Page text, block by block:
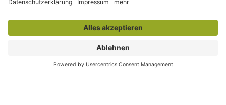
FOLGEN SIE UNS